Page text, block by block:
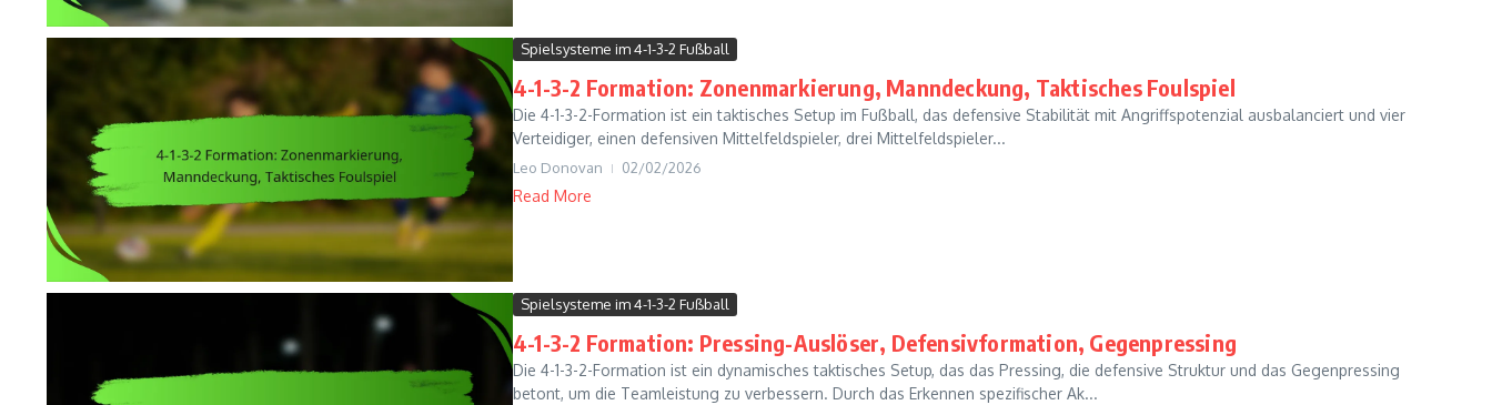
Spielsysteme im 4-1-3-2 Fußball
4-1-3-2 Formation: Zonenmarkierung, Manndeckung, Taktisches Foulspiel
Die 4-1-3-2-Formation ist ein taktisches Setup im Fußball, das defensive Stabilität mit Angriffspotenzial ausbalanciert und vier
Verteidiger, einen defensiven Mittelfeldspieler, drei Mittelfeldspieler...
Leo Donovan 02/02/2026
Read More
Spielsysteme im 4-1-3-2 Fußball
4-1-3-2 Formation: Pressing-Auslöser, Defensivformation, Gegenpressing
Die 4-1-3-2-Formation ist ein dynamisches taktisches Setup, das das Pressing, die defensive Struktur und das Gegenpressing
betont, um die Teamleistung zu verbessern. Durch das Erkennen spezifischer Ak...